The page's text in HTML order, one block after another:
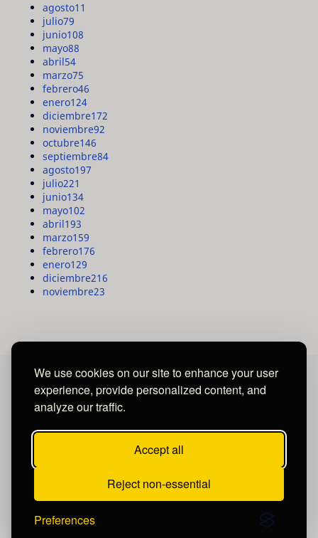
We use cookies on our site to enhance your user
experience, provide personalized content, and
analyze our traffic.
Accept all
Reject non-essential
Preferences
agosto11
julio79
junio108
mayo88
abril54
marzo75
febrero46
enero124
diciembre172
noviembre92
octubre146
septiembre84
agosto197
julio221
junio134
mayo102
abril193
marzo159
febrero176
enero129
diciembre216
noviembre23
MAYA MEDIA GROUP
Ubicados en Tegucigalpa - Honduras.